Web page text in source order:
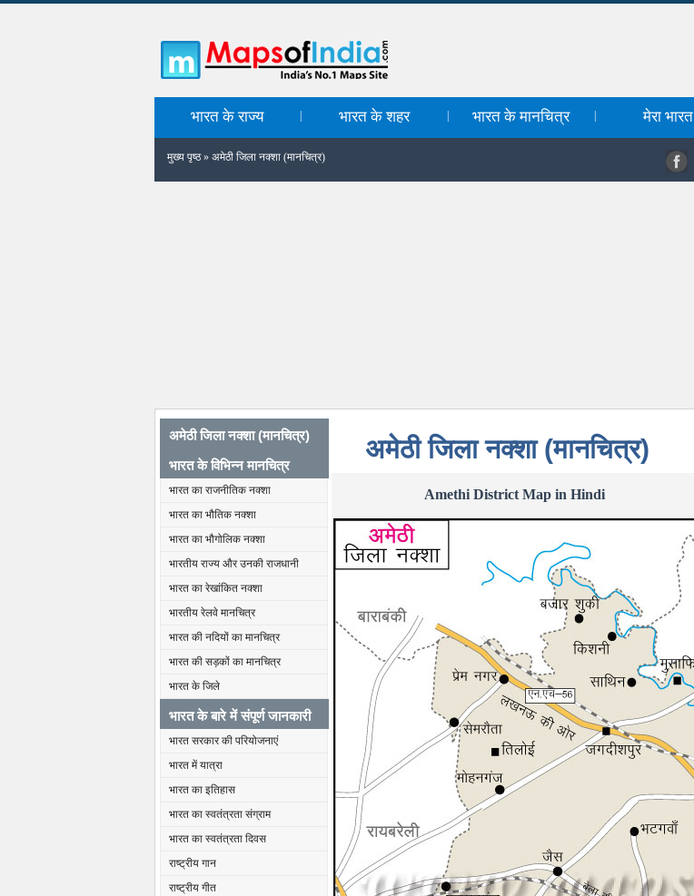
भारत के राज्य भारत के शहर भारत के मानचित्र मेरा भारत
मुख्य पृष्ठ» अमेठी जिला नक्शा (मानचित्र)
अमेठी जिला नक्शा (मानचित्र)
भारत के विभिन्न मानचित्र
भारत का राजनीतिक नक्शा
भारत का भौतिक नक्शा
भारत का भौगोलिक नक्शा
भारतीय राज्य और उनकी राजधानी
भारत का रेखांकित नक्शा
भारतीय रेलवे मानचित्र
भारत की नदियों का मानचित्र
भारत की सड़कों का मानचित्र
भारत के जिले
भारत के बारे में संपूर्ण जानकारी
भारत सरकार की परियोजनाएं
भारत में यात्रा
भारत का इतिहास
भारत का स्वतंत्रता संग्राम
भारत का स्वतंत्रता दिवस
राष्ट्रीय गान
राष्ट्रीय गीत
अमेठी जिला नक्शा (मानचित्र)
Amethi District Map in Hindi